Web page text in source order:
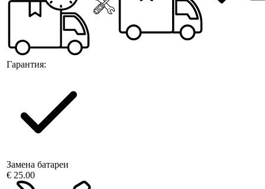
Гарантия:
Замена батареи
€ 25.00